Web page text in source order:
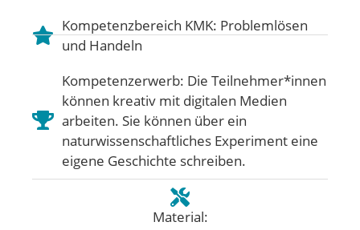
Kompetenzbereich KMK: Problemlösen
und Handeln
Kompetenzerwerb: Die Teilnehmer*innen
können kreativ mit digitalen Medien
arbeiten. Sie können über ein
naturwissenschaftliches Experiment eine
eigene Geschichte schreiben.
Material: